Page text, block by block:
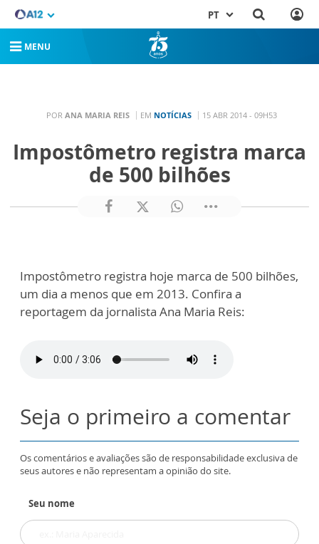
PT
MENU
POR ANA MARIA REIS EM NOTÍCIAS 15 ABR 2014 - 09H53
Impostômetro registra marca
de 500 bilhões
Impostômetro registra hoje marca de 500 bilhões,
um dia a menos que em 2013. Confira a
reportagem da jornalista Ana Maria Reis:
Seja o primeiro a comentar
Os comentários e avaliações são de responsabilidade exclusiva de
seus autores e não representam a opinião do site.
Seu nome